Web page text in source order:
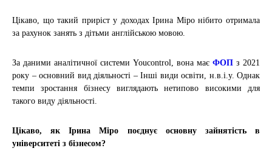
Цікаво, що такий приріст у доходахІрина Міро нібито отримала
за рахунок занять з дітьми англійською мовою.
За даними аналітичної системи Youcontrol, вона має ФОП з 2021
року – основний вид діяльності – Інші види освіти, н.в.і.у. Однак
темпи зростання бізнесу виглядають нетипово високими для
такого виду діяльності.
Цікаво, як Ірина Міро поєднує основну зайнятість в
університеті з бізнесом?